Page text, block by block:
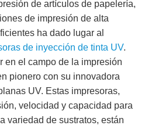
de artículos de papelería,
de impresión de alta
ha dado lugar al
de inyección de tinta UV.
en el campo de la impresión
pionero con su innovadora
UV. Estas impresoras,
velocidad y capacidad para
variedad de sustratos, están